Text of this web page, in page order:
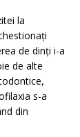
la
de dinți i-a
de alte
s-a
din